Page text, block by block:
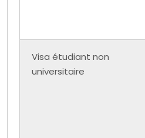
Visa étudiant non
universitaire